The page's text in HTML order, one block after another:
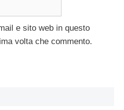
e sito web in questo
volta che commento.